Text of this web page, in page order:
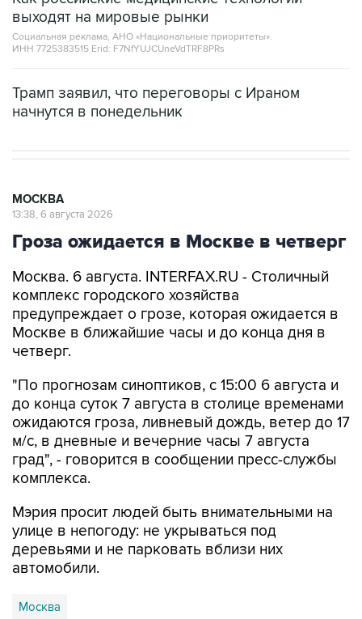
выходят на мировые рынки
Социальная реклама, АНО «Национальные приоритеты».
ИНН 7725383515 Erid: F7NfYUJCUneVdTRF8PRs
Трамп заявил, что переговоры с Ираном
начнутся в понедельник
МОСКВА
13:38, 6 августа 2026
Гроза ожидается в Москве в четверг
Москва. 6 августа. INTERFAX.RU - Столичный
комплекс городского хозяйства
предупреждает о грозе, которая ожидается в
Москве в ближайшие часы и до конца дня в
четверг.
"По прогнозам синоптиков, с 15:00 6 августа и
до конца суток 7 августа в столице временами
ожидаются гроза, ливневый дождь, ветер до 17
м/с, в дневные и вечерние часы 7 августа
град", - говорится в сообщении пресс-службы
комплекса.
Мэрия просит людей быть внимательными на
улице в непогоду: не укрываться под
деревьями и не парковать вблизи них
автомобили.
Москва